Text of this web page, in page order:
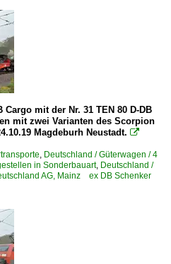
mit der Nr. 31 TEN 80 D-DB
mit zwei Varianten des Scorpion
Magdeburh Neustadt. 
, Deutschland / Güterwagen / 4
in Sonderbauart, Deutschland /
AG, Mainz ex DB Schenker